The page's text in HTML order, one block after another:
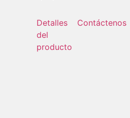
Detalles
del
producto
Contáctenos